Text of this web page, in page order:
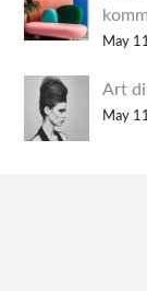
May
Art
May